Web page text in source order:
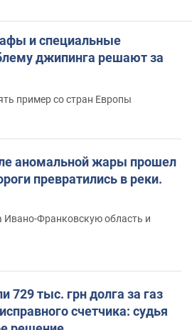
и специальные
джипинга решают за
пример со стран Европы
аномальной жары прошел
превратились в реки.
Ивано-Франковскую область и
729 тыс. грн долга за газ
счетчика: судья